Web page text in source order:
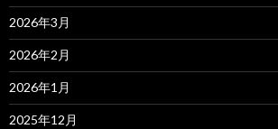
2026年3月
2026年2月
2026年1月
2025年12月